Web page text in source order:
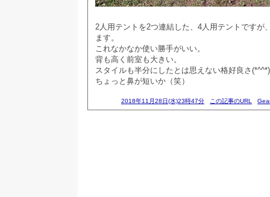
2人用テントを2つ連結した、4人用テントですが
ます。
これなかなか使い勝手がいい。
背も高く前室も大きい。
スタイルも半分にしたとは思えない格好良さ(*^^*)
ちょっと鼻が短いか（笑）
2018年11月28日(水)23時47分 この記事のURL